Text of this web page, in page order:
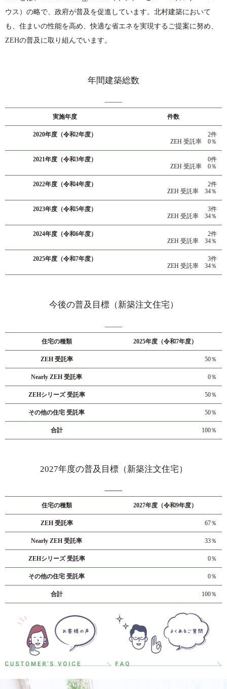
ウス）の略で、政府が普及を促進しています。北村建築において
も、住まいの性能を高め、快適な省エネを実現するご提案に努め、
ZEHの普及に取り組んでいます。
年間建築総数
実施年度 件数
2020年度（令和2年度）
2件
ZEH 受託率 0％
2021年度（令和3年度）
0件
ZEH 受託率 0％
2022年度（令和4年度）
2件
ZEH 受託率 34％
2023年度（令和5年度）
3件
ZEH 受託率 34％
2024年度（令和6年度）
2件
ZEH 受託率 34％
2025年度（令和7年度）
3件
ZEH 受託率 34％
今後の普及目標（新築注文住宅）
住宅の種類 2025年度（令和7年度）
ZEH 受託率 50％
Nearly ZEH 受託率 0％
ZEHシリーズ 受託率 50％
その他の住宅 受託率 50％
合計 100％
2027年度の普及目標（新築注文住宅）
住宅の種類 2027年度（令和9年度）
ZEH 受託率 67％
Nearly ZEH 受託率 33％
ZEHシリーズ 受託率 0％
その他の住宅 受託率 0％
合計 100％